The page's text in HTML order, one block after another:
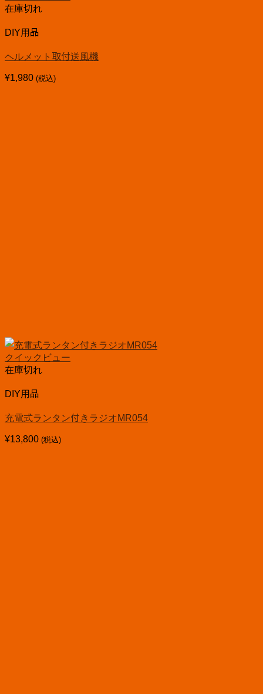
在庫切れ
DIY用品
ヘルメット取付送風機
¥1,980 (税込)
クイックビュー
在庫切れ
DIY用品
充電式ランタン付きラジオMR054
¥13,800 (税込)